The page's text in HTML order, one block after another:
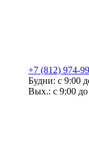
+7 (812) 974-
Будни: с 9:00
Вых.: с 9:00 до